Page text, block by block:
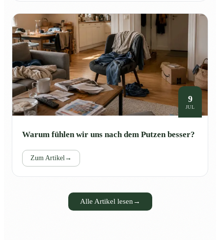
9
JUL
Warum fühlen wir uns nach dem Putzen besser?
Zum Artikel→
Alle Artikel lesen →